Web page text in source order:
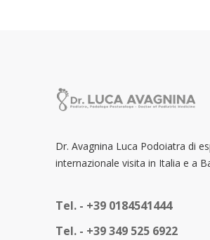
Dr. Avagnina Luca Podoiatra di
internazionale visita in Italia e a
Tel. - +39 0184541444
Tel. - +39 349 525 6922